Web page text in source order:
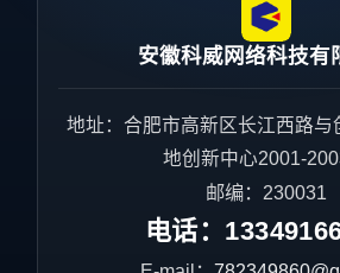
安徽科威网络科技有
地址：合肥市高新区长江西路与
地创新中心2001-
邮编：230031
电话：